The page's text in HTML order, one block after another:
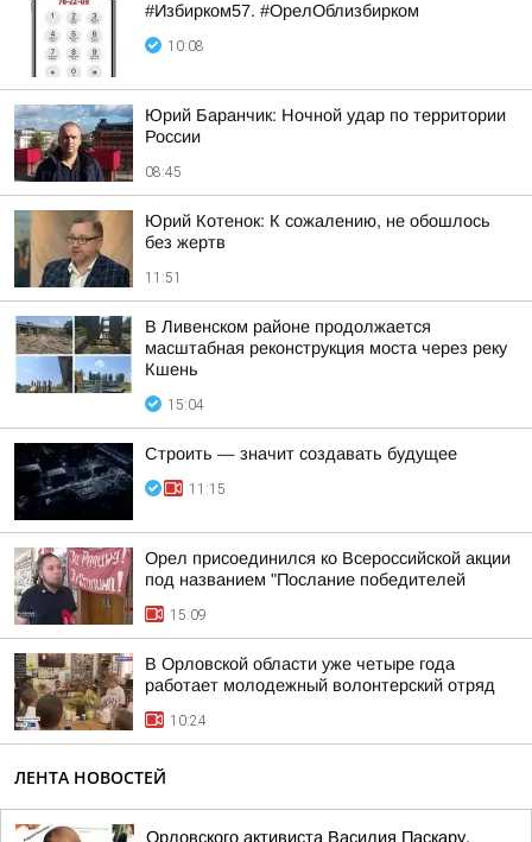
#Избирком57. #ОрелОблизбирком
10:08
Юрий Баранчик: Ночной удар по территории
России
08:45
Юрий Котенок: К сожалению, не обошлось
без жертв
11:51
В Ливенском районе продолжается
масштабная реконструкция моста через реку
Кшень
15:04
Строить — значит создавать будущее
11:15
Орел присоединился ко Всероссийской акции
под названием "Послание победителей
15:09
В Орловской области уже четыре года
работает молодежный волонтерский отряд
10:24
ЛЕНТА НОВОСТЕЙ
Орловского активиста Василия Паскару,